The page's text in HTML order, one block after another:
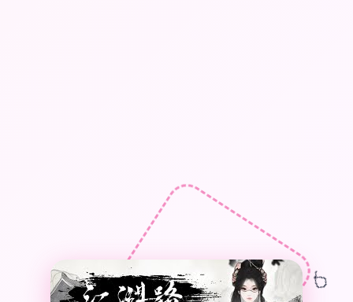
🎈